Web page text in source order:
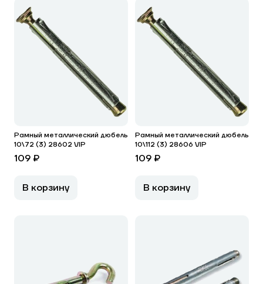
Рамный металлический дюбель
10\72 (3) 28602 VIP
109 ₽
В корзину
Рамный металлический дюбель
10\112 (3) 28606 VIP
109 ₽
В корзину